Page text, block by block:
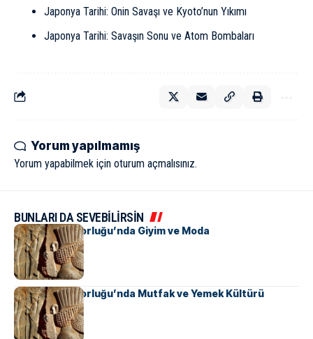
Japonya Tarihi: Onin Savaşı ve Kyoto’nun Yıkımı
Japonya Tarihi: Savaşın Sonu ve Atom Bombaları
Yorum yapılmamış
Yorum yapabilmek için oturum açmalısınız.
BUNLARI DA SEVEBİLİRSİN
Pers İmparatorluğu’nda Giyim ve Moda
Pers İmparatorluğu’nda Mutfak ve Yemek Kültürü